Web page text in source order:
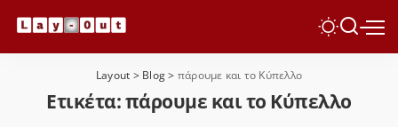
Layout > Blog> πάρουμε και το Κύπελλο
Ετικέτα:πάρουμε και το Κύπελλο